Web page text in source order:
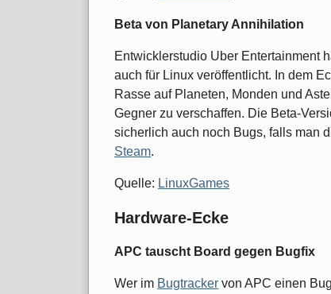
Beta von Planetary Annihilation
Entwicklerstudio Uber Entertainment
auch für Linux veröffentlicht. In dem
Rasse auf Planeten, Monden und
Gegner zu verschaffen. Die Beta-
sicherlich auch noch Bugs, falls man
Steam.
Quelle: LinuxGames
Hardware-Ecke
APC tauscht Board gegen Bugfix
Wer im Bugtracker von APC einen